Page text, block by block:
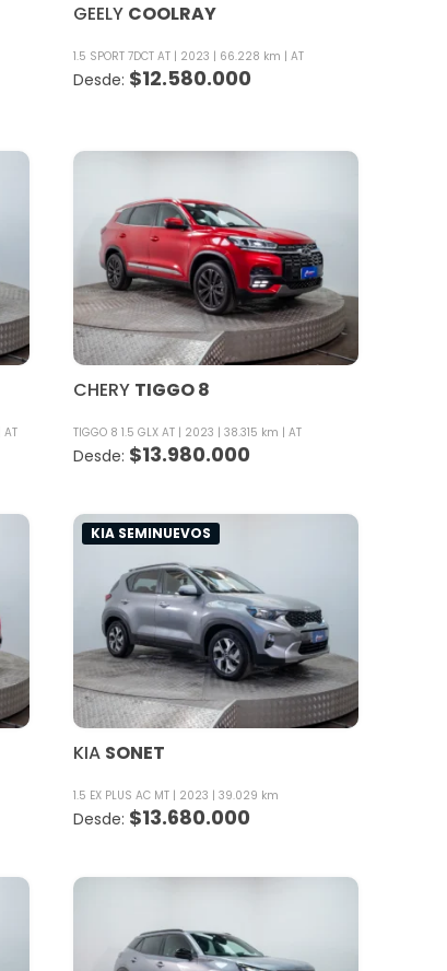
GEELY COOLRAY
1.5 SPORT 7DCT AT 2023 66.228 km AT
$12.580.000
AT
CHERY TIGGO 8
TIGGO 8 1.5 GLX AT 2023 38.315 km AT
$13.980.000
KIA SEMINUEVOS
KIA SONET
1.5 EX PLUS AC MT 2023 39.029 km
$13.680.000